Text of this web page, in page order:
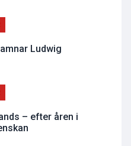
Ludwig
– efter åren i